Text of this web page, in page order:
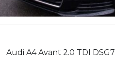
Audi A4 Avant 2.0 TDI DSG7